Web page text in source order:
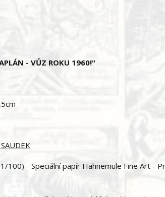
- VŮZ ROKU 1960!"
100) - Speciální papír Hahnemüle Fine Art -